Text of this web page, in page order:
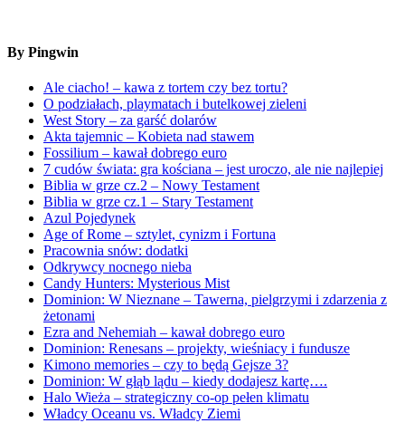
By Pingwin
Ale ciacho! – kawa z tortem czy bez tortu?
O podziałach, playmatach i butelkowej zieleni
West Story – za garść dolarów
Akta tajemnic – Kobieta nad stawem
Fossilium – kawał dobrego euro
7 cudów świata: gra kościana – jest uroczo, ale nie najlepiej
Biblia w grze cz.2 – Nowy Testament
Biblia w grze cz.1 – Stary Testament
Azul Pojedynek
Age of Rome – sztylet, cynizm i Fortuna
Pracownia snów: dodatki
Odkrywcy nocnego nieba
Candy Hunters: Mysterious Mist
Dominion: W Nieznane – Tawerna, pielgrzymi i zdarzenia z
żetonami
Ezra and Nehemiah – kawał dobrego euro
Dominion: Renesans – projekty, wieśniacy i fundusze
Kimono memories – czy to będą Gejsze 3?
Dominion: W głąb lądu – kiedy dodajesz kartę….
Halo Wieża – strategiczny co-op pełen klimatu
Władcy Oceanu vs. Władcy Ziemi